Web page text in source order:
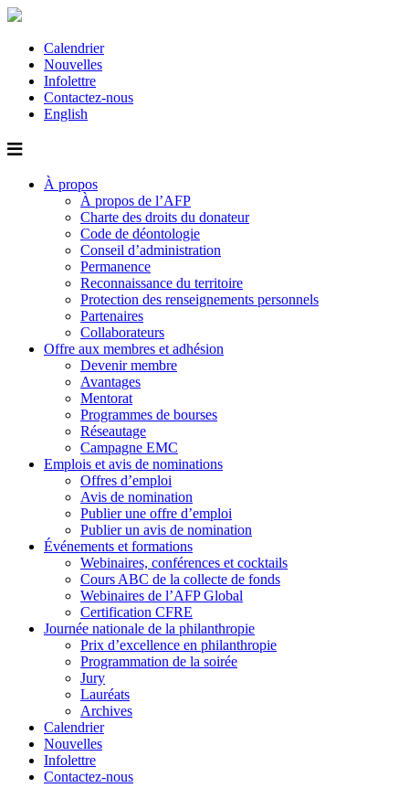
Calendrier
Nouvelles
Infolettre
Contactez-nous
English
À propos
À propos de l’AFP
Charte des droits du donateur
Code de déontologie
Conseil d’administration
Permanence
Reconnaissance du territoire
Protection des renseignements personnels
Partenaires
Collaborateurs
Offre aux membres et adhésion
Devenir membre
Avantages
Mentorat
Programmes de bourses
Réseautage
Campagne EMC
Emplois et avis de nominations
Offres d’emploi
Avis de nomination
Publier une offre d’emploi
Publier un avis de nomination
Événements et formations
Webinaires, conférences et cocktails
Cours ABC de la collecte de fonds
Webinaires de l’AFP Global
Certification CFRE
Journée nationale de la philanthropie
Prix d’excellence en philanthropie
Programmation de la soirée
Jury
Lauréats
Archives
Calendrier
Nouvelles
Infolettre
Contactez-nous